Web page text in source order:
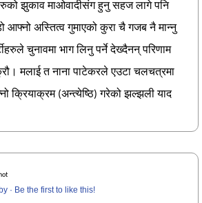
झुकाव माओवादीसंग हुनु सहज लागे पनि
आफ्नो अस्तित्व गुमाएको कुरा चै गजब नै मान्नु
चुनावमा भाग लिनु पर्ने देख्दैनन् परिणाम
मलाई त नाना पाटेकरले एउटा चलचत्रमा
(अन्त्येष्ठि) गरेको झल्झली याद
· Be the first to like this!